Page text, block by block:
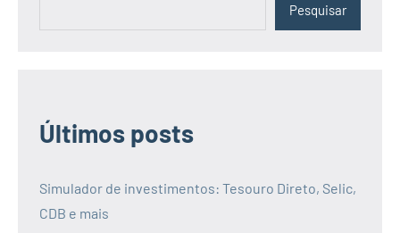
Pesquisar
Últimos posts
Simulador de investimentos: Tesouro Direto, Selic,
CDB e mais